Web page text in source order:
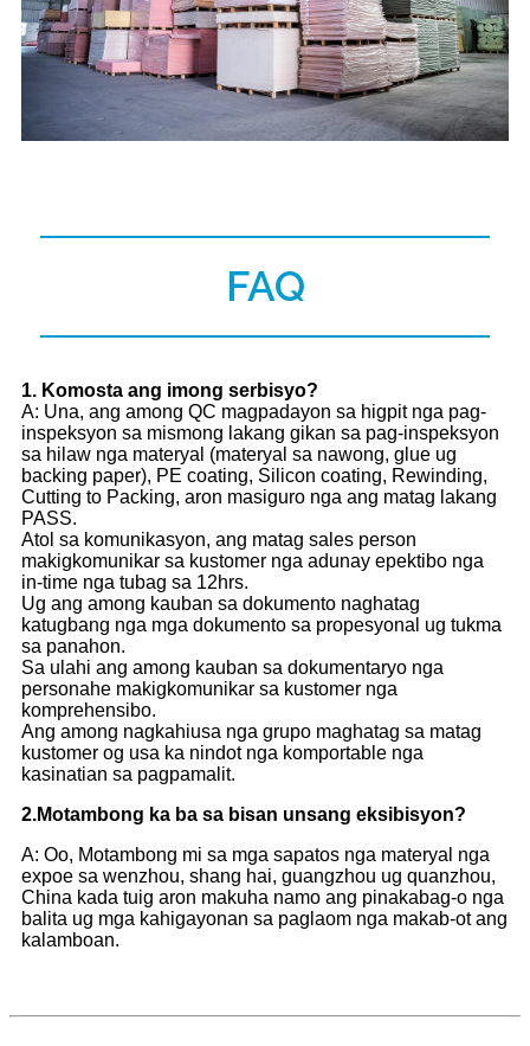
FAQ
1. Komosta ang imong serbisyo?
A: Una, ang among QC magpadayon sa higpit nga pag-
inspeksyon sa mismong lakang gikan sa pag-inspeksyon
sa hilaw nga materyal (materyal sa nawong, glue ug
backing paper), PE coating, Silicon coating, Rewinding,
Cutting to Packing, aron masiguro nga ang matag lakang
PASS.
Atol sa komunikasyon, ang matag sales person
makigkomunikar sa kustomer nga adunay epektibo nga
in-time nga tubag sa 12hrs.
Ug ang among kauban sa dokumento naghatag
katugbang nga mga dokumento sa propesyonal ug tukma
sa panahon.
Sa ulahi ang among kauban sa dokumentaryo nga
personahe makigkomunikar sa kustomer nga
komprehensibo.
Ang among nagkahiusa nga grupo maghatag sa matag
kustomer og usa ka nindot nga komportable nga
kasinatian sa pagpamalit.
2.Motambong ka ba sa bisan unsang eksibisyon?
A: Oo, Motambong mi sa mga sapatos nga materyal nga
expoe sa wenzhou, shang hai, guangzhou ug quanzhou,
China kada tuig aron makuha namo ang pinakabag-o nga
balita ug mga kahigayonan sa paglaom nga makab-ot ang
kalamboan.